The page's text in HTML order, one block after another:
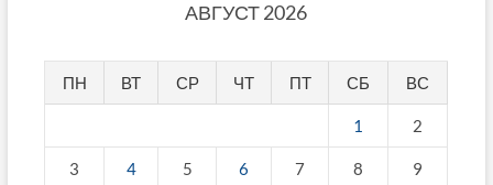
АВГУСТ 2026
ПН ВТ СР ЧТ ПТ СБ ВС
1 2
3 4 5 6 7 8 9